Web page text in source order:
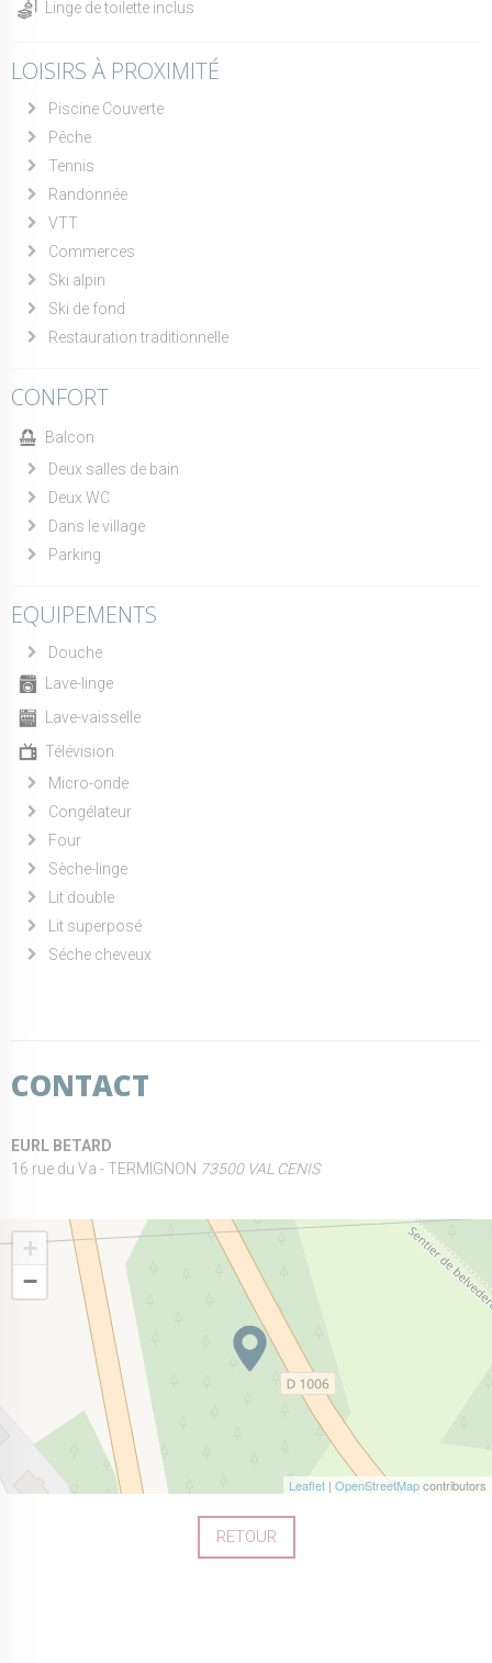
Linge de toilette inclus
LOISIRS À PROXIMITÉ
Piscine Couverte
Pêche
Tennis
Randonnée
VTT
Commerces
Ski alpin
Ski de fond
Restauration traditionnelle
CONFORT
Balcon
Deux salles de bain
Deux WC
Dans le village
Parking
EQUIPEMENTS
Douche
Lave-linge
Lave-vaisselle
Télévision
Micro-onde
Congélateur
Four
Sèche-linge
Lit double
Lit superposé
Séche cheveux
CONTACT
EURL BETARD
16 rue du Va - TERMIGNON 73500 VAL CENIS
+
−
Leaflet | OpenStreetMapcontributors
RETOUR